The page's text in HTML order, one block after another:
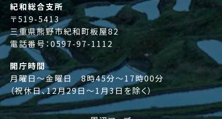
紀和総合支所
〒519-5413
三重県熊野市紀和町板屋82
電話番号：0597-97-1112
開庁時間
月曜日～金曜日 8時45分～17時00分
（祝休日、12月29日～1月3日を除く）